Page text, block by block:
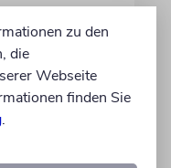
zu den
die
Webseite
finden Sie
.